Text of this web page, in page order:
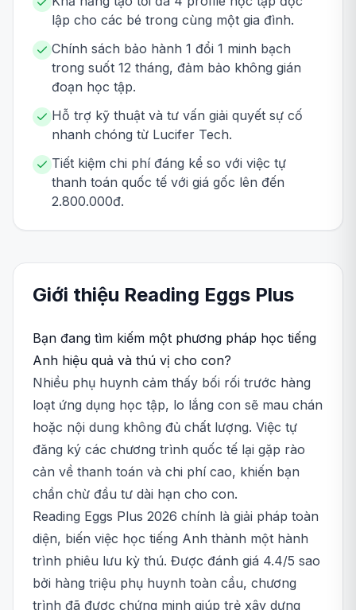
lập cho các bé trong cùng một gia đình.
Chính sách bảo hành 1 đổi 1 minh bạch
trong suốt 12 tháng, đảm bảo không gián
đoạn học tập.
Hỗ trợ kỹ thuật và tư vấn giải quyết sự cố
nhanh chóng từ Lucifer Tech.
Tiết kiệm chi phí đáng kể so với việc tự
thanh toán quốc tế với giá gốc lên đến
2.800.000đ.
Giới thiệu Reading Eggs Plus
Bạn đang tìm kiếm một phương pháp học tiếng
Anh hiệu quả và thú vị cho con?
Nhiều phụ huynh cảm thấy bối rối trước hàng
loạt ứng dụng học tập, lo lắng con sẽ mau chán
hoặc nội dung không đủ chất lượng. Việc tự
đăng ký các chương trình quốc tế lại gặp rào
cản về thanh toán và chi phí cao, khiến bạn
chần chừ đầu tư dài hạn cho con.
Reading Eggs Plus 2026 chính là giải pháp toàn
diện, biến việc học tiếng Anh thành một hành
trình phiêu lưu kỳ thú. Được đánh giá 4.4/5 sao
bởi hàng triệu phụ huynh toàn cầu, chương
trình đã được chứng minh giúp trẻ xây dựng